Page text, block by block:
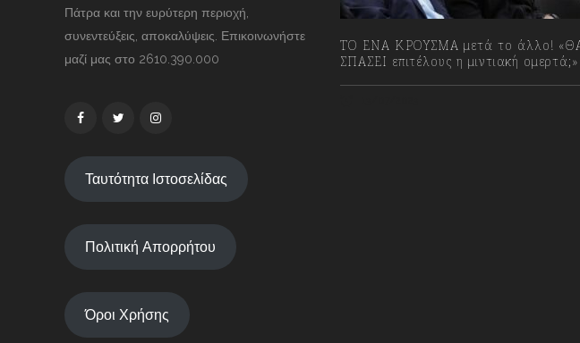
Πάτρα και την ευρύτερη περιοχή,
συνεντεύξεις, αποκαλύψεις. Επικοινωνήστε
μαζί μας στο 2610.390.000
Ταυτότητα Ιστοσελίδας
Πολιτική Απορρήτου
Όροι Χρήσης
ΤΟ ΕΝΑ ΚΡΟΥΣΜΑ μετά το άλλο!
ΣΠΑΣΕΙ επιτέλους η μιντιακή ομερτά;»